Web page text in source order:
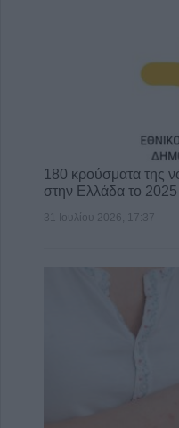
180 κρούσματα της
στην Ελλάδα το 2025
31 Ιουλίου 2026, 17:37